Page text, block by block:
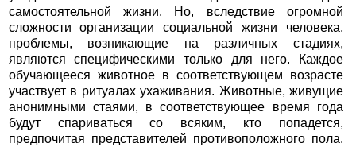
самостоятельной жизни. Но, вследствие огромной
сложности организации социальной жизни человека,
проблемы, возникающие на различных стадиях,
являются специфическими только для него. Каждое
обучающееся животное в соответствующем возрасте
участвует в ритуалах ухаживания. Животные, живущие
анонимными стаями, в соответствующее время года
будут спариваться со всяким, кто попадется,
предпочитая представителей противоположного пола.